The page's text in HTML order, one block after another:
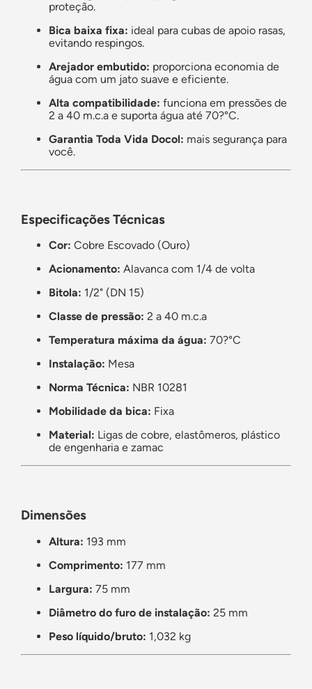
proteção.
Bica baixa fixa: ideal para cubas de apoio rasas,
evitando respingos.
Arejador embutido: proporciona economia de
água com um jato suave e eficiente.
Alta compatibilidade: funciona em pressões de
2 a 40 m.c.a e suporta água até 70?°C.
Garantia Toda Vida Docol: mais segurança para
você.
Especificações Técnicas
Cor: Cobre Escovado (Ouro)
Acionamento: Alavanca com 1/4 de volta
Bitola: 1/2" (DN 15)
Classe de pressão: 2 a 40 m.c.a
Temperatura máxima da água: 70?°C
Instalação: Mesa
Norma Técnica: NBR 10281
Mobilidade da bica: Fixa
Material: Ligas de cobre, elastômeros, plástico
de engenharia e zamac
Dimensões
Altura: 193 mm
Comprimento: 177 mm
Largura: 75 mm
Diâmetro do furo de instalação: 25 mm
Peso líquido/bruto: 1,032 kg